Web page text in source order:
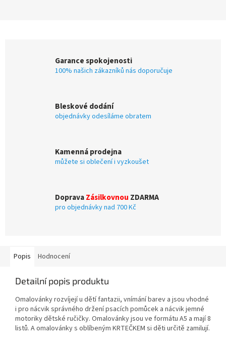
Garance spokojenosti
100% našich zákazníků nás doporučuje
Bleskové dodání
objednávky odesíláme obratem
Kamenná prodejna
můžete si oblečení i vyzkoušet
DopravaZásilkovnou ZDARMA
pro objednávky nad 700 Kč
Popis Hodnocení
Detailní popis produktu
Omalovánky rozvíjejí u dětí fantazii, vnímání barev a jsou vhodné
i pro nácvik správného držení psacích pomůcek a nácvik jemné
motoriky dětské ručičky. Omalovánky jsou ve formátu A5 a mají 8
listů. A omalovánky s oblíbeným KRTEČKEM si děti určitě zamilují.